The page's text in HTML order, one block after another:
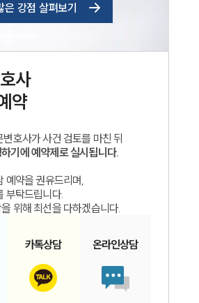
은 강점 살펴보기
사
약
호사가 사건 검토를 마친 뒤
기에 예약제로 실시됩니다.
예약을 권유드리며,
부탁드립니다.
위해 최선을 다하겠습니다.
카톡상담 온라인상담